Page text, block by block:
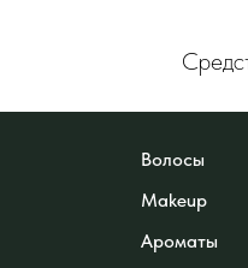
Волосы
Makeup
Ароматы